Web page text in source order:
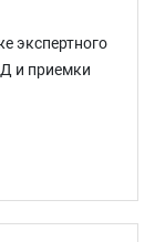
экспертного
и приемки